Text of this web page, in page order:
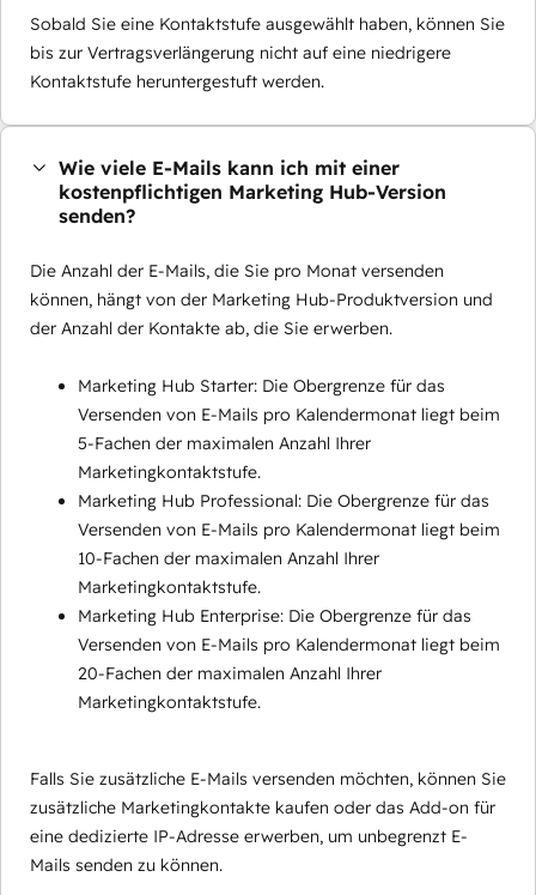
Sobald Sie eine Kontaktstufe ausgewählt haben, können Sie
bis zur Vertragsverlängerung nicht auf eine niedrigere
Kontaktstufe heruntergestuft werden.
Wie viele E-Mails kann ich mit einer
kostenpflichtigen Marketing Hub-Version
senden?
Die Anzahl der E-Mails, die Sie pro Monat versenden
können, hängt von der Marketing Hub-Produktversion und
der Anzahl der Kontakte ab, die Sie erwerben.
Marketing Hub Starter: Die Obergrenze für das
Versenden von E-Mails pro Kalendermonat liegt beim
5-Fachen der maximalen Anzahl Ihrer
Marketingkontaktstufe.
Marketing Hub Professional: Die Obergrenze für das
Versenden von E-Mails pro Kalendermonat liegt beim
10-Fachen der maximalen Anzahl Ihrer
Marketingkontaktstufe.
Marketing Hub Enterprise: Die Obergrenze für das
Versenden von E-Mails pro Kalendermonat liegt beim
20-Fachen der maximalen Anzahl Ihrer
Marketingkontaktstufe.
Falls Sie zusätzliche E-Mails versenden möchten, können Sie
zusätzliche Marketingkontakte kaufen oder das Add-on für
eine dedizierte IP-Adresse erwerben, um unbegrenzt E-
Mails senden zu können.